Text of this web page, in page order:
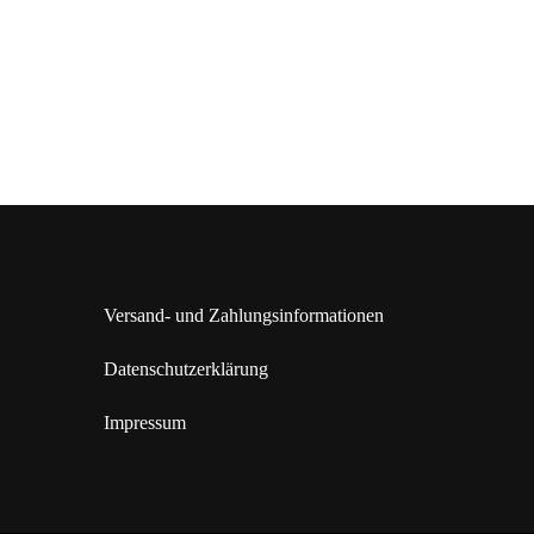
Versand- und Zahlungsinformationen
Datenschutzerklärung
Impressum